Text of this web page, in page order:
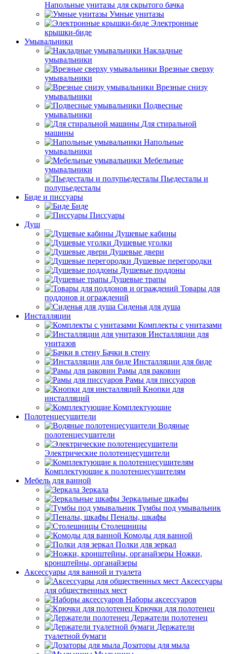
Напольные унитазы для скрытого бачка
Умные унитазы
Электронные
крышки-биде
Умывальники
Накладные
умывальники
Врезные сверху
умывальники
Врезные снизу
умывальники
Подвесные
умывальники
Для стиральной
машины
Напольные
умывальники
Мебельные
умывальники
Пьедесталы и
полупьедесталы
Биде и писсуары
Биде
Писсуары
Душ
Душевые кабины
Душевые уголки
Душевые двери
Душевые перегородки
Душевые поддоны
Душевые трапы
Товары для
поддонов и ограждений
Сиденья для душа
Инсталляции
Комплекты с унитазами
Инсталляции для
унитазов
Бачки в стену
Инсталляции для биде
Рамы для раковин
Рамы для писсуаров
Кнопки для
инсталляций
Комплектующие
Полотенцесушители
Водяные
полотенцесушители
Электрические полотенцесушители
Комплектующие к полотенцесушителям
Мебель для ванной
Зеркала
Зеркальные шкафы
Тумбы под умывальник
Пеналы, шкафы
Столешницы
Комоды для ванной
Полки для зеркал
Ножки,
кронштейны, органайзеры
Аксессуары для ванной и туалета
Аксессуары
для общественных мест
Наборы аксессуаров
Крючки для полотенец
Держатели полотенец
Держатели
туалетной бумаги
Дозаторы для мыла